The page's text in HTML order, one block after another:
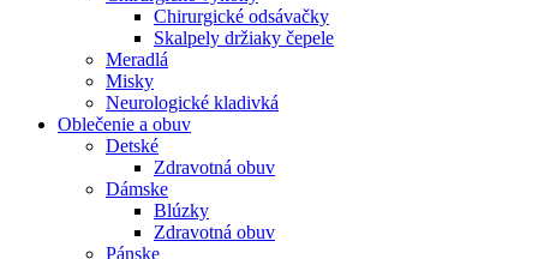
Chirurgické odsávačky
Skalpely držiaky čepele
Meradlá
Misky
Neurologické kladivká
Oblečenie a obuv
Detské
Zdravotná obuv
Dámske
Blúzky
Zdravotná obuv
Pánske